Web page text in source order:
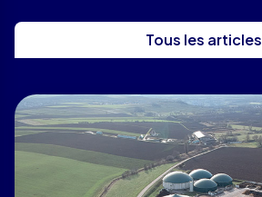
Tous les articles